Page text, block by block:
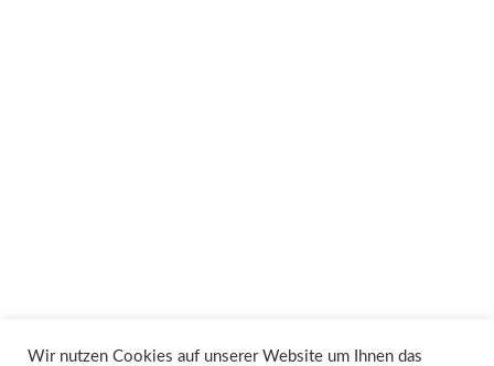
Wir nutzen Cookies auf unserer Website um Ihnen das